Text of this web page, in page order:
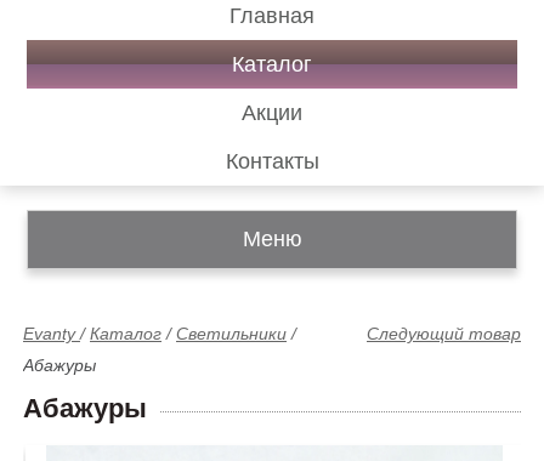
Главная
Каталог
Акции
Контакты
Меню
Следующий товар
Evanty/Каталог /Светильники /
Абажуры
Абажуры